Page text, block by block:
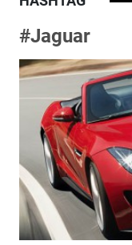
#Jaguar